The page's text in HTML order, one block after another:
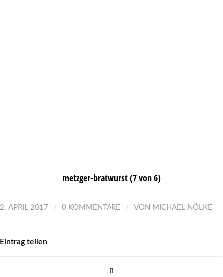
metzger-bratwurst (7 von 6)
2. APRIL 2017 / 0 KOMMENTARE / VON MICHAEL NÖLKE
Eintrag teilen